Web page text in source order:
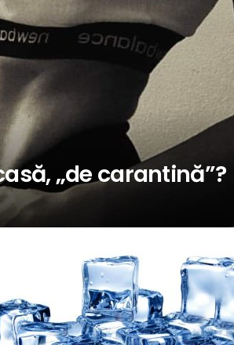
„de carantină”?